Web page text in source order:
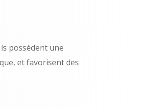
possèdent une
et favorisent des